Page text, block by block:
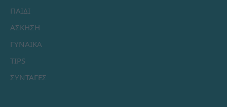
ΠΑΙΔΙ
ΑΣΚΗΣΗ
ΓΥΝΑΙΚΑ
TIPS
ΣΥΝΤΑΓΕΣ